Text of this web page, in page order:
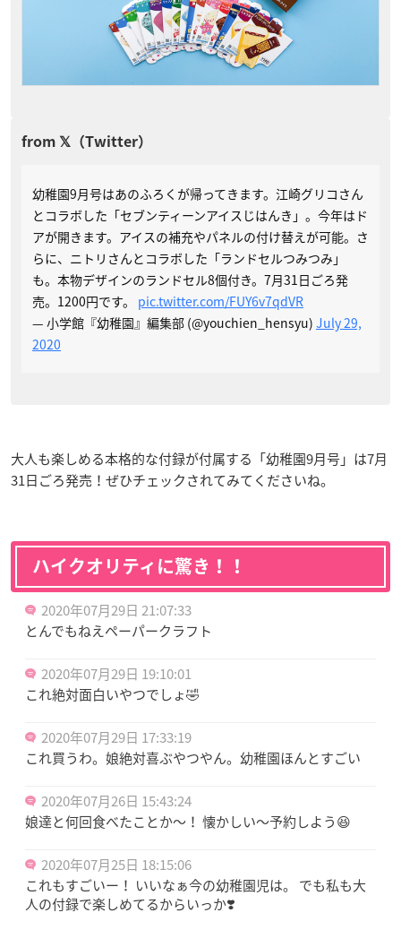
幼稚園9月号はあのふろくが帰ってきます。江崎グリコさん
とコラボした「セブンティーンアイスじはんき」。今年はド
アが開きます。アイスの補充やパネルの付け替えが可能。さ
らに、ニトリさんとコラボした「ランドセルつみつみ」
も。本物デザインのランドセル8個付き。7月31日ごろ発
売。1200円です。 pic.twitter.com/FUY6v7qdVR
— 小学館『幼稚園』編集部 (@youchien_hensyu) July 29,
2020
大人も楽しめる本格的な付録が付属する「幼稚園9月号」は7月
31日ごろ発売！ぜひチェックされてみてくださいね。
ハイクオリティに驚き！！
2020年07月29日 21:07:33
とんでもねえペーパークラフト
2020年07月29日 19:10:01
これ絶対面白いやつでしょ🤣
2020年07月29日 17:33:19
これ買うわ。娘絶対喜ぶやつやん。幼稚園ほんとすごい
2020年07月26日 15:43:24
娘達と何回食べたことか〜！ 懐かしい〜予約しよう😆
2020年07月25日 18:15:06
これもすごいー！ いいなぁ今の幼稚園児は。 でも私も大
人の付録で楽しめてるからいっか❣️